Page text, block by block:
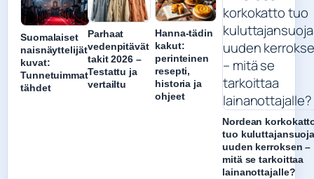
Suomalaiset
naisnäyttelijät
kuvat:
Tunnetuimmat
tähdet
Parhaat
vedenpitävät
takit 2026 –
Testattu ja
vertailtu
Hanna-tädin
kakut:
perinteinen
resepti,
historia ja
ohjeet
Nordean
tuo
uuden kerroksen –
mitä se tarkoittaa
lainanottajalle?